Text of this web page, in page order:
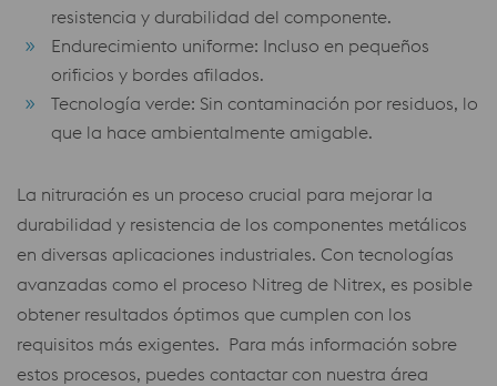
resistencia y durabilidad del componente.
Endurecimiento uniforme: Incluso en pequeños
orificios y bordes afilados.
Tecnología verde: Sin contaminación por residuos, lo
que la hace ambientalmente amigable.
La nitruración es un proceso crucial para mejorar la
durabilidad y resistencia de los componentes metálicos
en diversas aplicaciones industriales. Con tecnologías
avanzadas como el proceso Nitreg de Nitrex, es posible
obtener resultados óptimos que cumplen con los
requisitos más exigentes. Para más información sobre
estos procesos, puedes contactar con nuestra área